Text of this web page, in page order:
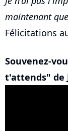
maintenant
Félicitations
Souvenez-
t'attends" de